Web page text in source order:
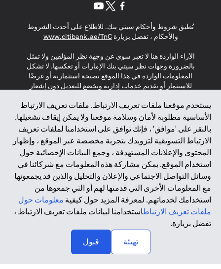
يستخدم موقعنا ملفات تعريف الارتباط. ملفات تعريف الارتباط
الأساسية مطلوبة لأمان وسلامة موقعنا ولا يمكن إيقاف تشغيلها.
بالنقر على 'موافق' ، فإنك توافق على استخدامنا لملفات تعريف
الارتباط التسويقية لتزويدك بتجربة مخصصة عبر الموقع ، وإظهار
المحتوى والإعلانات المستهدفة ، وجمع البيانات الإحصائية حول
استخدام الموقع. يمكن مشاركة هذه المعلومات مع شركائنا في
وسائل التواصل الاجتماعي والإعلان والتحليل والذين قد يجمعونها
مع المعلومات الأخرى التي قدمتها لهم أو التي جمعوها من
استخدامك لخدماتهم. لمعرفة المزيد حول كيفية معلومات حول
ملفات تعريف الارتباطاستخدامنا لبيانات ملفات تعريف الارتباط ،
تفضل بزيارة.
تهيئة
قبول
تُطبق شروط وأحكام سيتي بنك. للاطلاع على أحدث الشروط
والأحكام ، تفضل بزيارةwww.citibank.ae/TnC
in a new tab
الآراء الواردة هنا لا تعبر سوى عن وجهة نظر المؤلفين ولا تمثل
بالضرورة وجهات نظر سيتي بنك الإمارات أو تعكسها. لا تشكل
المعلومات الواردة في هذا الموقع نصيحة استثمارية أو عرضًا
للاستثمار أو تقديم خدمات إدارية وتخضع للتعديل دون إشعار
لا يتم تقديم المنتجات والخدمات المذكورة في هذا الموقع للأفراد
المقيمين في الاتحاد الأوروبي أو المنطقة الاقتصادية الأوروبية أو
سويسرا أو غيرنسي أو جيرسي أو موناكو أو سان مارينو أو
الفاتيكان أو جزيرة مان أو المملكة المتحدة أو خصوصية البيانات
(لائحة حماية البيانات العامة \ قانون حماية البيانات الشخصية
العامة \ قانون خصوصية نيوزيلندا). المحتوى الموجود في هذه
الصفحة ليس ولا ينبغي تفسيره على أنه عرض أو دعوة أو دعوة
لشراء أو بيع أي من المنتجات والخدمات المذكورة هنا لمثل هؤلاء
الأفراد.
*GDPR – اللائحة العامة لحماية البيانات؛ * LGPD – Lei Geral de
النيوزيلندي
2025 citibank.ae